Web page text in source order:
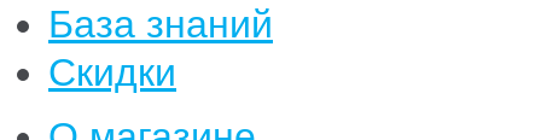
База знаний
Скидки